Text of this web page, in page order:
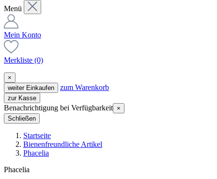
Menü
Mein Konto
Merkliste (0)
×
weiter Einkaufen
zum Warenkorb
zur Kasse
Benachrichtigung bei Verfügbarkeit ×
Schließen
Startseite
Bienenfreundliche Artikel
Phacelia
Phacelia